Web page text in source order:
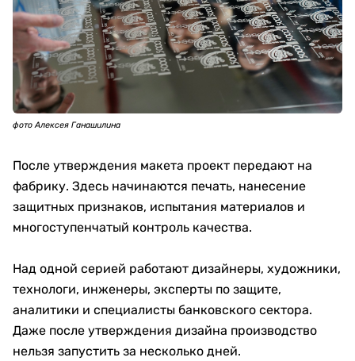
фото Алексея Ганашилина
После утверждения макета проект передают на
фабрику. Здесь начинаются печать, нанесение
защитных признаков, испытания материалов и
многоступенчатый контроль качества.
Над одной серией работают дизайнеры, художники,
технологи, инженеры, эксперты по защите,
аналитики и специалисты банковского сектора.
Даже после утверждения дизайна производство
нельзя запустить за несколько дней.